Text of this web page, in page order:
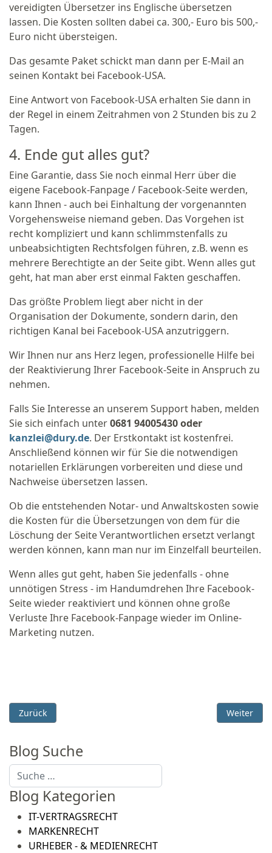
vereidigten Übersetzer ins Englische übersetzen
lassen. Die Kosten sollten dabei ca. 300,- Euro bis 500,-
Euro nicht übersteigen.
Das gesamte Paket schickt man dann per E-Mail an
seinen Kontakt bei Facebook-USA.
Eine Antwort von Facebook-USA erhalten Sie dann in
der Regel in einem Zeitrahmen von 2 Stunden bis zu 2
Tagen.
4. Ende gut alles gut?
Eine Garantie, dass Sie noch einmal Herr über die
eigene Facebook-Fanpage / Facebook-Seite werden,
kann Ihnen - auch bei Einhaltung der vorgenannten
Vorgehensweise niemand geben. Das Vorgehen ist
recht kompliziert und kann schlimmstenfalls zu
unbeabsichtigten Rechtsfolgen führen, z.B. wenn es
mehrere Berechtigte an der Seite gibt. Wenn alles gut
geht, hat man aber erst einmal Fakten geschaffen.
Das größte Problem liegt aber nicht in der
Organisation der Dokumente, sondern darin, den
richtigen Kanal bei Facebook-USA anzutriggern.
Wir Ihnen nur ans Herz legen, professionelle Hilfe bei
der Reaktivierung Ihrer Facebook-Seite in Anspruch zu
nehmen.
Falls Sie Interesse an unserem Support haben, melden
Sie sich einfach unter0681 94005430 oder
kanzlei@dury.de. Der Erstkontakt ist kostenfrei.
Anschließend können wir für Sie die notwendigen
notariellen Erklärungen vorbereiten und diese und
Nachweise übersetzen lassen.
Ob die entstehenden Notar- und Anwaltskosten sowie
die Kosten für die Übersetzungen von dem für die
Löschung der Seite Verantwortlichen ersetzt verlangt
werden können, kann man nur im Einzelfall beurteilen.
Wenn alles gut geht, haben Sie jedenfalls - ohne
unnötigen Stress - im Handumdrehen Ihre Facebook-
Seite wieder reaktiviert und können ohne große
Verluste Ihre Facebook-Fanpage wieder im Online-
Marketing nutzen.
Vorheriger Beitrag: [UPDATE 03.02.2016] - Safe Harbor
Zurück Nächster
Weiter
Blog Suche
Suchen
Blog Kategorien
IT-VERTRAGSRECHT
MARKENRECHT
URHEBER - & MEDIENRECHT